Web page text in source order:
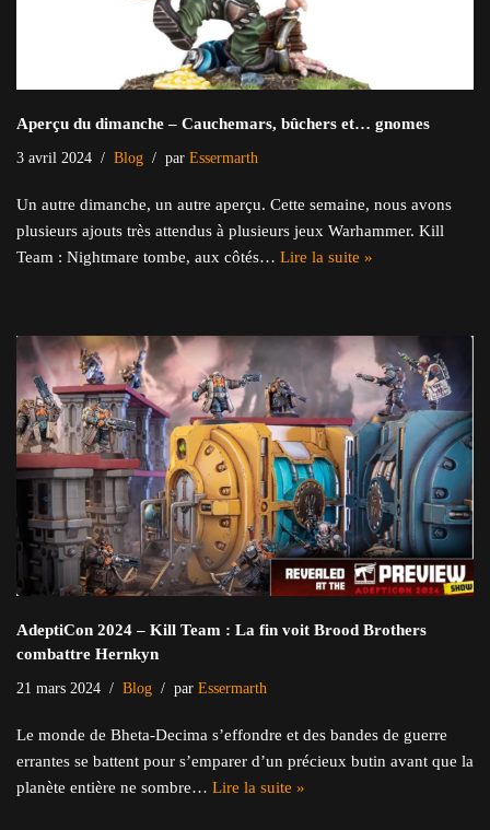
Aperçu du dimanche – Cauchemars, bûchers et… gnomes
3 avril 2024 Blog par Essermarth
Un autre dimanche, un autre aperçu. Cette semaine, nous avons
plusieurs ajouts très attendus à plusieurs jeux Warhammer. Kill
Team : Nightmare tombe, aux côtés… Lire la suite »
AdeptiCon 2024 – Kill Team : La fin voit Brood Brothers
combattre Hernkyn
21 mars 2024 Blog par Essermarth
Le monde de Bheta-Decima s’effondre et des bandes de guerre
errantes se battent pour s’emparer d’un précieux butin avant que la
planète entière ne sombre… Lire la suite »